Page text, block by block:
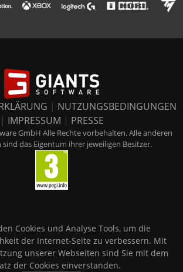
| NUTZUNGSBEDINGUNGEN
| IMPRESSUM | PRESSE
GmbH Alle Rechte vorbehalten. Alle anderen
sind das Eigentum ihrer jeweiligen Besitzer.
Cookies und Analyse Tools, um die
der Internet-Seite zu verbessern. Mit
unserer Webseiten sind Sie mit dem
der Cookies einverstanden.